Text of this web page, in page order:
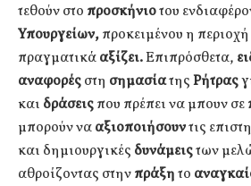
τεθούν στο προσκήνιοτου
Υπουργείων,προκειμένου η
πραγματικάαξίζει.Επιπρόσθετα,
αναφορέςστη σημασίατηςΡήτρας
και δράσειςπου πρέπει να μπουν σε
μπορούν νααξιοποιήσουντις
και δημιουργικές δυνάμειςτων
αθροίζοντας στηνπράξητο